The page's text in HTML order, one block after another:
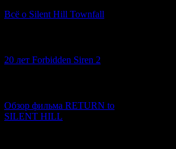
Всё о Silent Hill Townfall
20 лет Forbidden Siren 2
Обзор фильма RETURN to
SILENT HILL